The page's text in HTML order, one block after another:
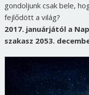
gondoljunk csak bele,
fejlődött a világ?
2017. januárjától a
szakasz 2053.